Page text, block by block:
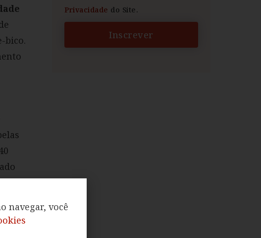
bico.
a
Privacidade do Site.
Inscrever
navegar, você